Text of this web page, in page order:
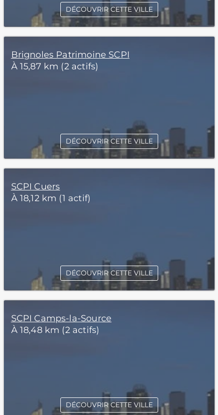
DÉCOUVRIR CETTE VILLE
Brignoles Patrimoine SCPI
À 15,87 km (2 actifs)
DÉCOUVRIR CETTE VILLE
SCPI Cuers
À 18,12 km (1 actif)
DÉCOUVRIR CETTE VILLE
SCPI Camps-la-Source
À 18,48 km (2 actifs)
DÉCOUVRIR CETTE VILLE